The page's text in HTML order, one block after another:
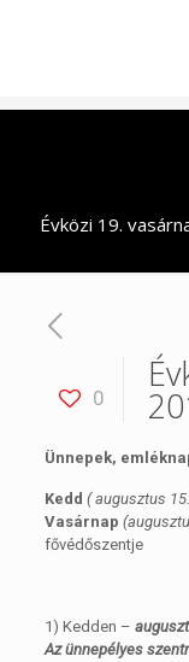
Évközi 19.
0
Ünnepek,
Kedd ( augusztus
Vasárnap
fővédőszentje
1) Kedden –
Az ünnepélyes